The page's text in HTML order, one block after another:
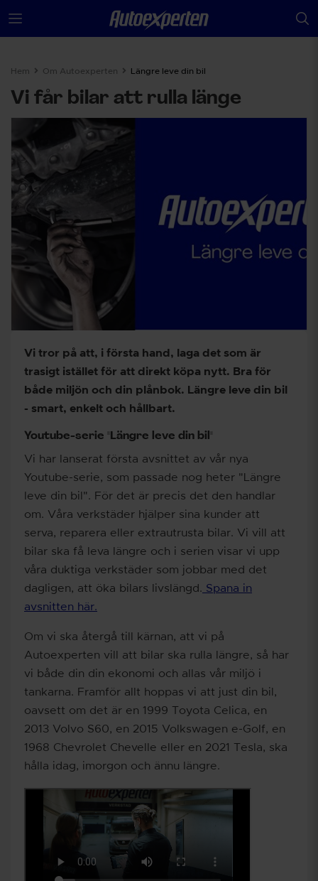
Hem Om Autoexperten Längre leve din bil
Vi får bilar att rulla länge
Vi tror på att, i första hand, laga det som är
trasigt istället för att direkt köpa nytt. Bra för
både miljön och din plånbok. Längre leve din bil
- smart, enkelt och hållbart.
Youtube-serie "Längre leve din bil"
Vi har lanserat första avsnittet av vår nya
Youtube-serie, som passade nog heter "Längre
leve din bil". För det är precis det den handlar
om. Våra verkstäder hjälper sina kunder att
serva, reparera eller extrautrusta bilar. Vi vill att
bilar ska få leva längre och i serien visar vi upp
våra duktiga verkstäder som jobbar med det
dagligen, att öka bilars livslängd. Spana in
avsnitten här.
Om vi ska återgå till kärnan, att vi på
Autoexperten vill att bilar ska rulla längre, så har
vi både din din ekonomi och allas vår miljö i
tankarna. Framför allt hoppas vi att just din bil,
oavsett om det är en 1999 Toyota Celica, en
2013 Volvo S60, en 2015 Volkswagen e-Golf, en
1968 Chevrolet Chevelle eller en 2021 Tesla, ska
hålla idag, imorgon och ännu längre.